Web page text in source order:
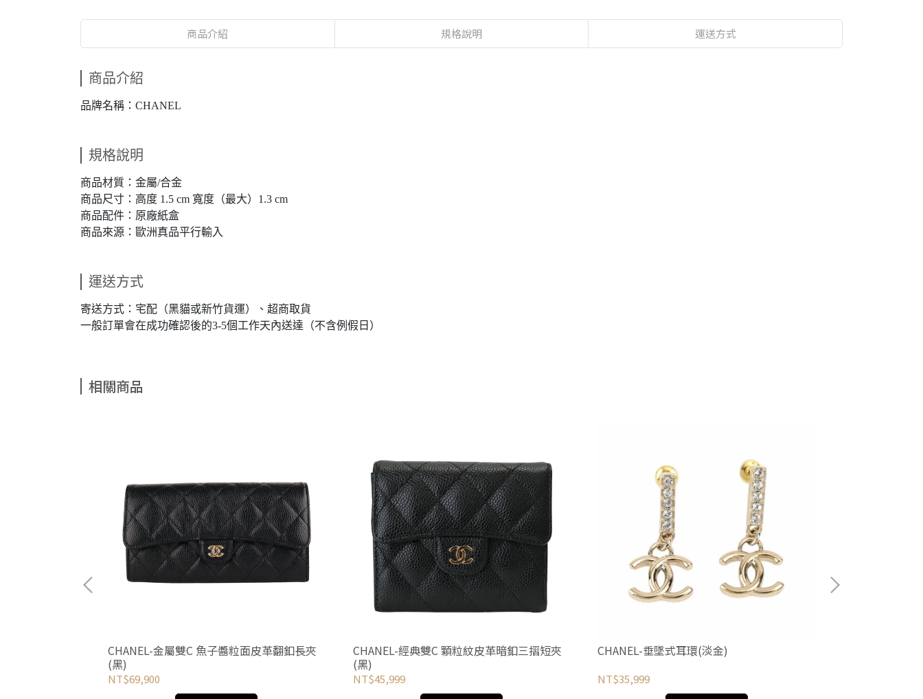
商品介紹 規格說明 運送方式
商品介紹
品牌名稱：CHANEL
規格說明
商品材質：金屬/合金
商品尺寸：高度 1.5 cm 寬度（最大）1.3 cm
商品配件：原廠紙盒
商品來源：歐洲真品平行輸入
運送方式
寄送方式：宅配（黑貓或新竹貨運）、超商取貨
一般訂單會在成功確認後的3-5個工作天內送達（不含例假日）
相關商品
CHANEL-金屬雙C 魚子醬粒面皮革翻釦長夾
(黑)
NT$69,900
CHANEL-經典雙C 顆粒紋皮革暗釦三摺短夾
(黑)
NT$45,999
CHANEL-垂墜式耳環(淡金)
NT$35,999